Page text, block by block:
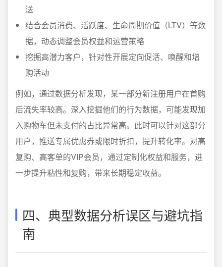
送
结合会员消费、活跃度、生命周期价值（LTV）等数
据，动态调整会员权益和运营策略
挖掘高潜力客户，针对性开展定向促活、唤醒和增
购活动
例如，通过数据分析发现，某一部分新注册用户在首购
后流失率较高。深入挖掘他们的行为数据，可能发现加
入购物车但未支付的占比异常高。此时可以针对这部分
用户，推送专属优惠券或限时折扣，提升转化率。对高
复购、高客单的VIP会员，通过定制化权益和服务，进
一步提升粘性和复购，带来长期稳定收益。
四、典型数据分析误区与避坑指
南